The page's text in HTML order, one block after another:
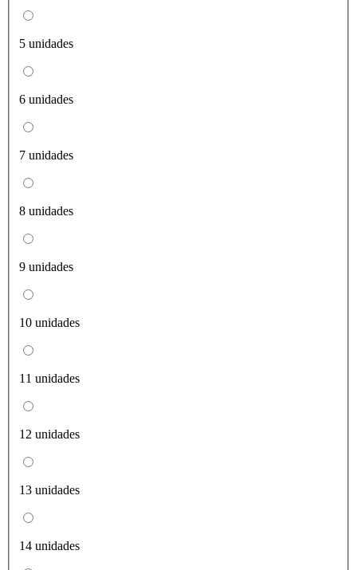
5 unidades
6 unidades
7 unidades
8 unidades
9 unidades
10 unidades
11 unidades
12 unidades
13 unidades
14 unidades